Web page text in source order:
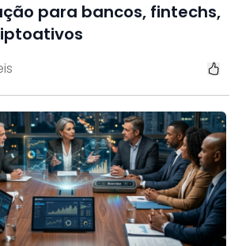
para bancos, fintechs,